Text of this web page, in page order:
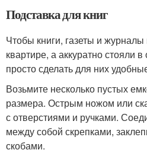
Подставка для книг
Чтобы книги, газеты и
квартире, а аккуратно стояли
просто сделать для них
Возьмите несколько пустых
размера. Острым ножом или
с отверстиями и ручками.
между собой скрепками,
скобами.